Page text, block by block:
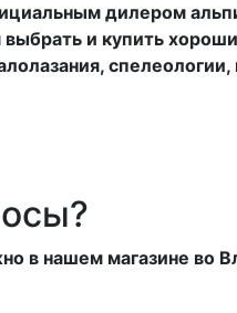
дилером
и купить
в нашем магазине во